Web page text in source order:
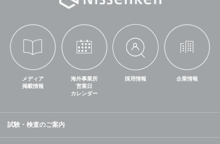
メディア
掲載情報
海外事業所
営業日
カレンダー
採用情報 企業情報
試験・検査のご案内